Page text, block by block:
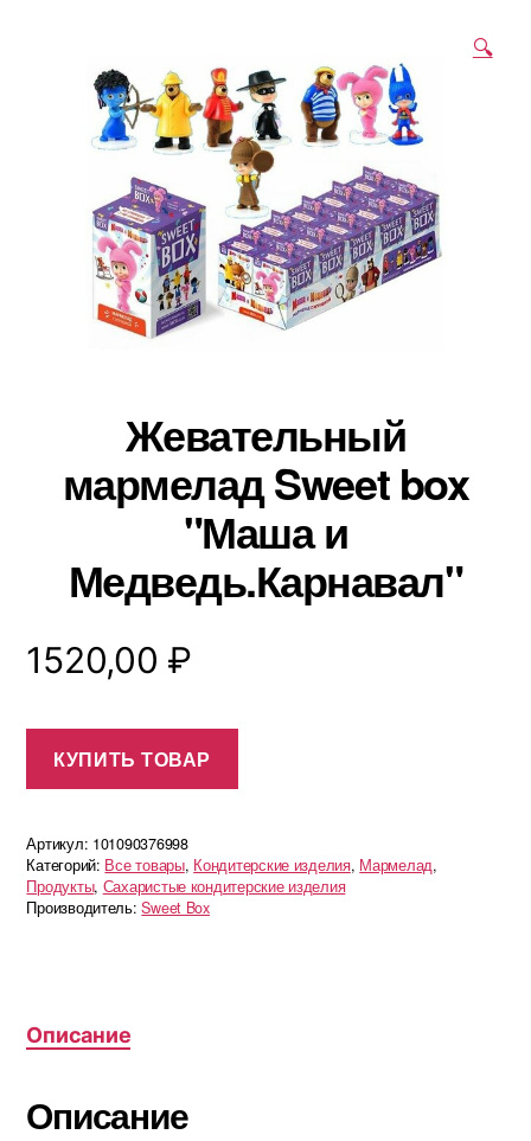
🔍
Жевательный
мармелад Sweet box
"Маша и
Медведь.Карнавал"
1520,00 ₽
КУПИТЬ ТОВАР
Артикул: 101090376998
Категорий: Все товары, Кондитерские изделия, Мармелад,
Продукты, Сахаристые кондитерские изделия
Производитель:Sweet Box
Описание
Описание